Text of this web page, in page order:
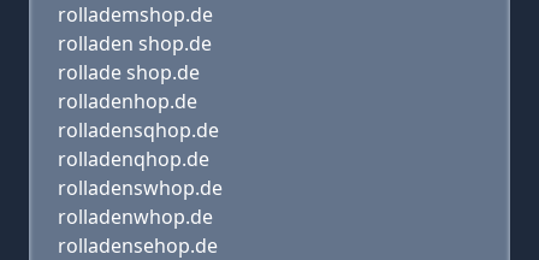
rollademshop.de
rolladen shop.de
rollade shop.de
rolladenhop.de
rolladensqhop.de
rolladenqhop.de
rolladenswhop.de
rolladenwhop.de
rolladensehop.de